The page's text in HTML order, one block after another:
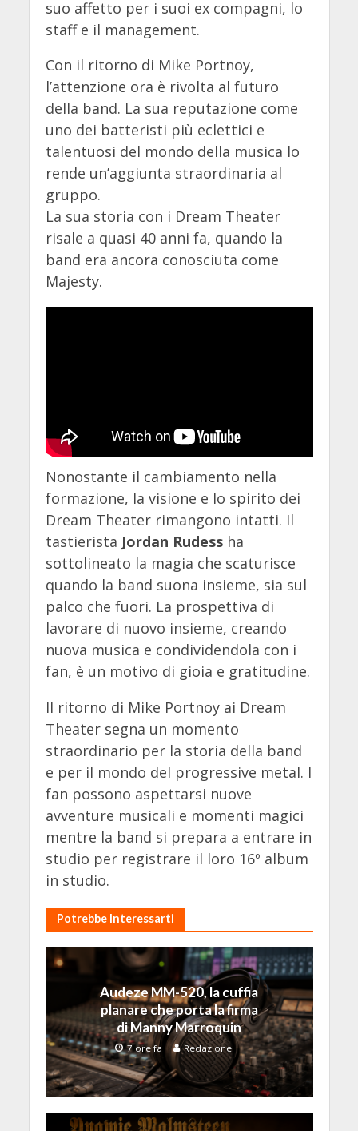
suo affetto per i suoi ex compagni, lo
staff e il management.
Con il ritorno di Mike Portnoy,
l’attenzione ora è rivolta al futuro
della band. La sua reputazione come
uno dei batteristi più eclettici e
talentuosi del mondo della musica lo
rende un’aggiunta straordinaria al
gruppo.
La sua storia con i Dream Theater
risale a quasi 40 anni fa, quando la
band era ancora conosciuta come
Majesty.
Nonostante il cambiamento nella
formazione, la visione e lo spirito dei
Dream Theater rimangono intatti. Il
tastierista Jordan Rudess ha
sottolineato la magia che scaturisce
quando la band suona insieme, sia sul
palco che fuori. La prospettiva di
lavorare di nuovo insieme, creando
nuova musica e condividendola con i
fan, è un motivo di gioia e gratitudine.
Il ritorno di Mike Portnoy ai Dream
Theater segna un momento
straordinario per la storia della band
e per il mondo del progressive metal. I
fan possono aspettarsi nuove
avventure musicali e momenti magici
mentre la band si prepara a entrare in
studio per registrare il loro 16º album
in studio.
Potrebbe Interessarti
Audeze MM-520, la cuffia
planare che porta la firma
di Manny Marroquin
7 ore fa Redazione